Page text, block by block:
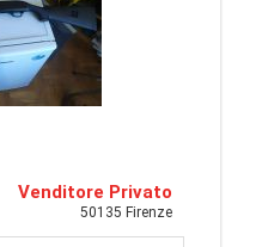
Venditore Privato
50135 Firenze